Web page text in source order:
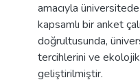
amacıyla
kapsamlı bir anket
doğrultusunda,
tercihlerini ve
geliştirilmiştir.